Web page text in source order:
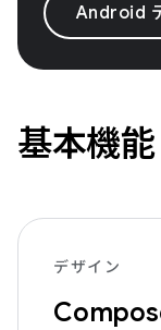
Android
基本機能
デザイン